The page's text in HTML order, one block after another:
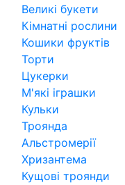
Великі букети
Кімнатні рослини
Кошики фруктів
Торти
Цукерки
М'які іграшки
Кульки
Троянда
Альстромерії
Хризантема
Кущові троянди